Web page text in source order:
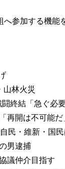
参加する機
山林火災
終結「急ぐ必要
再開は不可能だ
民・維新・国民
男逮捕
議仲介目指す